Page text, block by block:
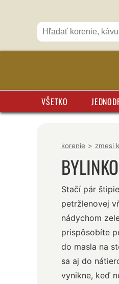
VŠETKO
korenie > zmesi
Stačí pár
petržlenovej
nádychom
prispôsobíte
do masla na
sa aj do
vynikne, keď